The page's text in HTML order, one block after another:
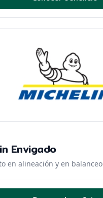
Envigado
en alineación y en balanceo